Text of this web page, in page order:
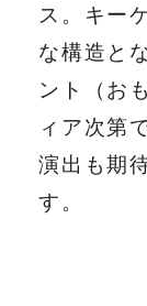
ス。キー
な構造と
ント（お
ィア次第
演出も期
す。